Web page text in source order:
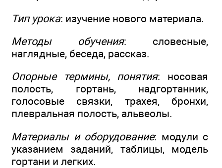
Тип урока: изучение нового материала.
Методы обучения: словесные,
наглядные, беседа, рассказ.
Опорные термины, понятия: носовая
полость, гортань, надгортанник,
голосовые связки, трахея, бронхи,
плевральная полость, альвеолы.
Материалы и оборудование: модули с
указанием заданий, таблицы, модель
гортани и легких.